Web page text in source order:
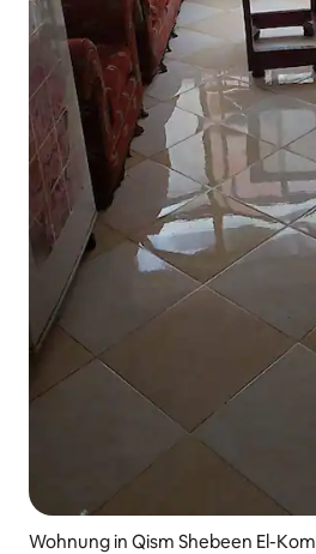
Wohnung in Qism Shebeen El-Kom